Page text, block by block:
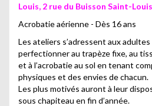
Louis, 2 rue du Buisson Saint-
Acrobatie aérienne - Dès 16 ans
Les ateliers s’adressent aux
perfectionner au trapèze fixe, au
et à l’acrobatie au sol en tenant
physiques et des envies de chacun.
Les plus motivés auront à leur
sous chapiteau en fin d’année.